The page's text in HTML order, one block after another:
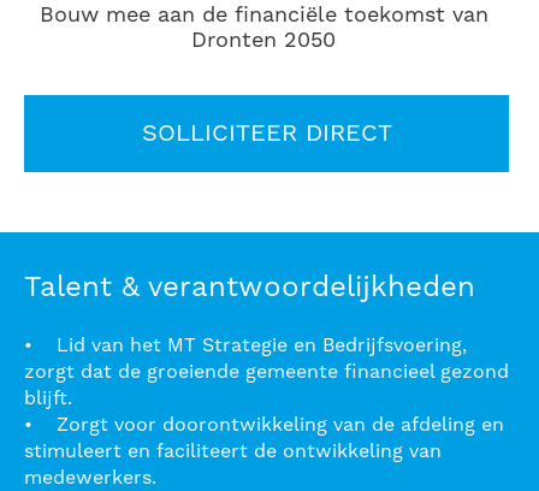
Bouw mee aan de financiële toekomst van
Dronten 2050
SOLLICITEER DIRECT
Talent & verantwoordelijkheden
• Lid van het MT Strategie en Bedrijfsvoering,
zorgt dat de groeiende gemeente financieel gezond
blijft.
• Zorgt voor doorontwikkeling van de afdeling en
stimuleert en faciliteert de ontwikkeling van
medewerkers.